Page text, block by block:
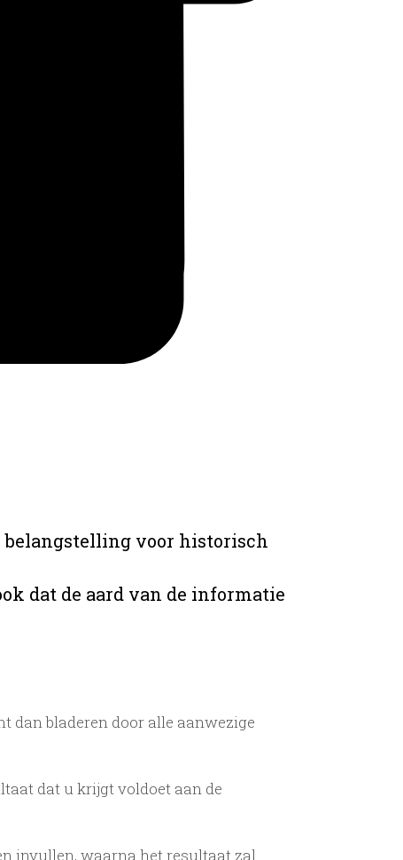
belangstelling voor historisch
dat de aard van de informatie
dan bladeren door alle aanwezige
dat u krijgt voldoet aan de
invullen, waarna het resultaat zal